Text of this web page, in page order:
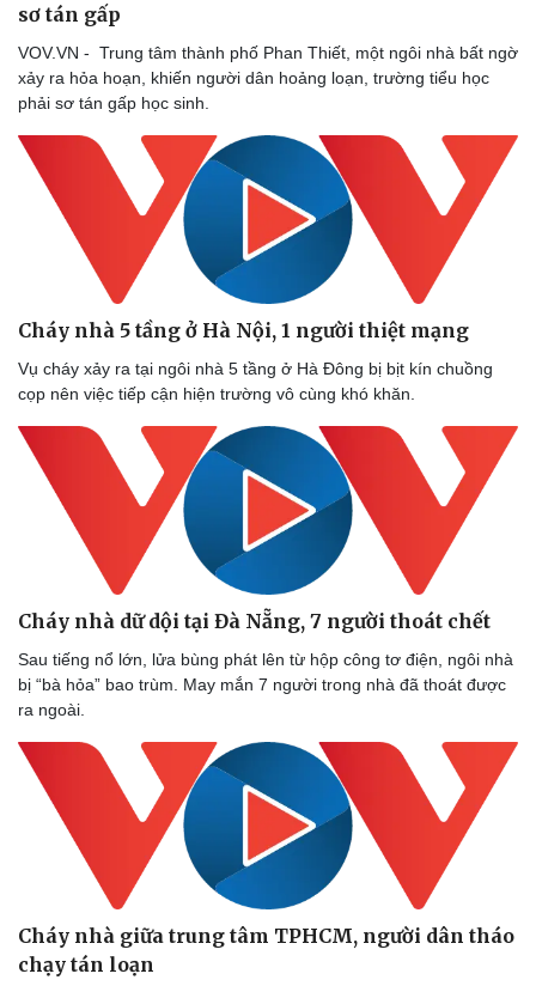
Doanh nghiệp
Thông tin doanh nghiệp
Doanh nghiệp 24h
Doanh nhân
Công nghệ
Sành điệu
Tin Công nghệ
Trải nghiệm
sơ tán gấp
VOV.VN - Trung tâm thành phố Phan Thiết, một ngôi nhà bất ngờ
xảy ra hỏa hoạn, khiến người dân hoảng loạn, trường tiểu học
phải sơ tán gấp học sinh.
Cháy nhà 5 tầng ở Hà Nội, 1 người thiệt mạng
Vụ cháy xảy ra tại ngôi nhà 5 tầng ở Hà Đông bị bịt kín chuồng
cọp nên việc tiếp cận hiện trường vô cùng khó khăn.
Cháy nhà dữ dội tại Đà Nẵng, 7 người thoát chết
Sau tiếng nổ lớn, lửa bùng phát lên từ hộp công tơ điện, ngôi nhà
bị “bà hỏa” bao trùm. May mắn 7 người trong nhà đã thoát được
ra ngoài.
Cháy nhà giữa trung tâm TPHCM, người dân tháo
chạy tán loạn